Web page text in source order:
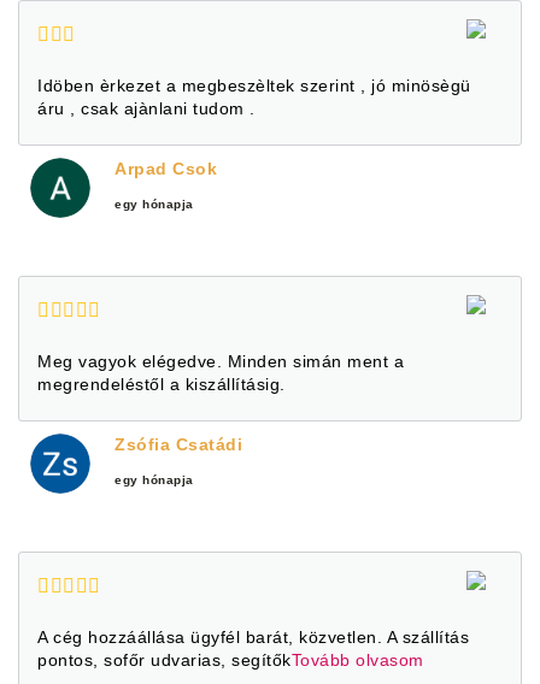
Idöben èrkezet a megbeszèltek szerint , jó minösègü
áru , csak ajànlani tudom .
Arpad Csok
egy hónapja
Meg vagyok elégedve. Minden simán ment a
megrendeléstől a kiszállításig.
Zsófia Csatádi
egy hónapja
A cég hozzáállása ügyfél barát, közvetlen. A szállítás
pontos, sofőr udvarias, segítőkTovább olvasom